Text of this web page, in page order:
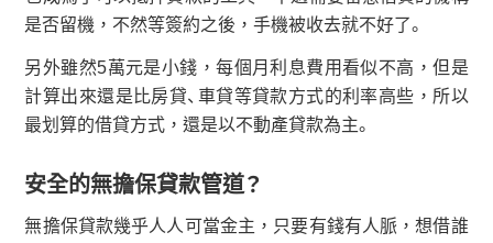
是否留機，不然等簽約之後，手機被收去就不好了。
另外雖然5萬元是小錢，每個月利息費用看似不高，但是
計算出來還是比房貸、車貸等貸款方式的利率高些，所以
最划算的借貸方式，還是以不動產貸款為主。
安全的無擔保貸款管道？
無擔保貸款幾乎人人可當金主，只要有錢有人脈，想借誰